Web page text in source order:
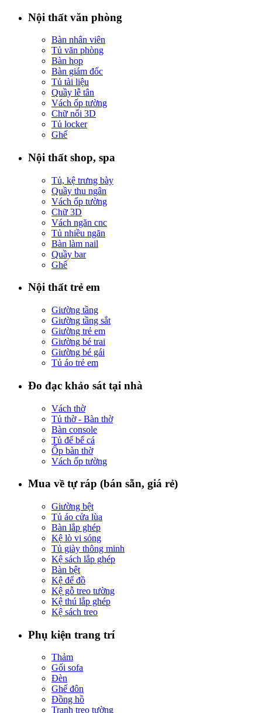
Nội thất văn phòng
Bàn nhân viên
Tủ văn phòng
Bàn họp
Bàn giám đốc
Tủ tài liệu
Quầy lễ tân
Vách ốp tường
Chữ nổi 3D
Tủ locker
Ghế
Nội thất shop, spa
Tủ, kệ trưng bày
Quầy thu ngân
Vách ốp tường
Chữ 3D
Vách ngăn cnc
Tủ nhiều ngăn
Bàn làm nail
Quầy bar
Ghế
Nội thất trẻ em
Giường tầng
Giường tầng sắt
Giường trẻ em
Giường bé trai
Giường bé gái
Tủ áo trẻ em
Đo đạc khảo sát tại nhà
Vách thờ
Tủ thờ - Bàn thờ
Bàn console
Tủ để bể cá
Ốp bàn thờ
Vách ốp tường
Mua về tự ráp (bán sẵn, giá rẻ)
Giường bệt
Tủ áo cửa lùa
Bàn lắp ghép
Kệ lò vi sóng
Tủ giày thông minh
Kệ sách lắp ghép
Bàn bệt
Kệ để đồ
Kệ gỗ treo tường
Kệ thú lắp ghép
Kệ sách treo
Phụ kiện trang trí
Thảm
Gối sofa
Đèn
Ghế đôn
Đồng hồ
Tranh treo tường